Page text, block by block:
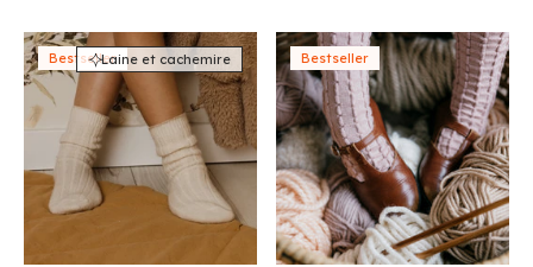
BestsellerLaine et cachemire Bestseller